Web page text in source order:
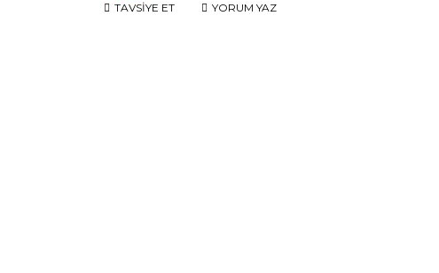
TAVSİYE ET YORUM YAZ